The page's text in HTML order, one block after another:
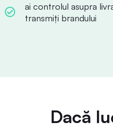
ai controlul asupra
transmiți brandului
Dacă